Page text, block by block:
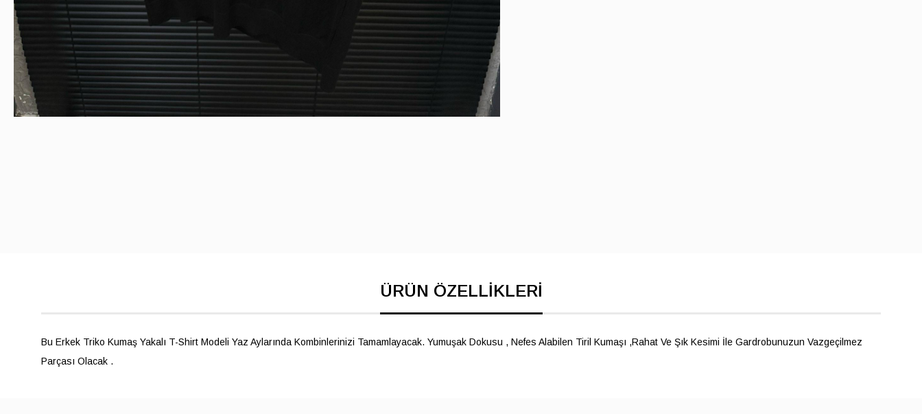
Bu Erkek Triko Kumaş Yakalı T-Shirt Modeli Yaz Aylarında Kombinlerinizi Tamamlayacak. Yumuşak Dokusu , Nefes Alabilen Tiril Kumaşı ,Rahat Ve Şık Kesimi İle Gardrobunuzun Vazgeçilmez
Parçası Olacak .